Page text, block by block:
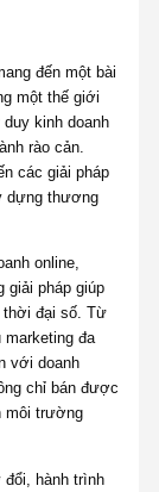
đến một bài
một thế giới
kinh doanh
rào cản.
các giải pháp
dựng thương
online,
giải pháp giúp
thời đại số. Từ
đa
với doanh
chỉ bán được
môi trường
hành trình